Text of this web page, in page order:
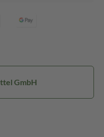
GmbH